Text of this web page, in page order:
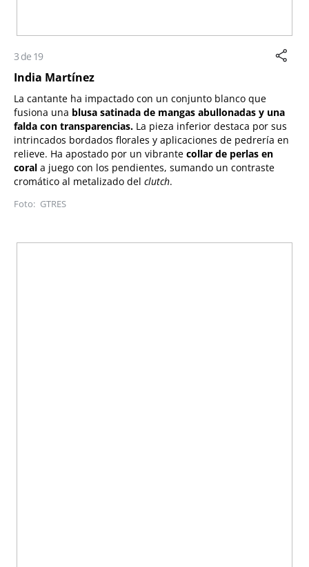
3 de 19
India Martínez
La cantante ha impactado con un conjunto blanco que
fusiona una blusa satinada de mangas abullonadas y una
falda con transparencias. La pieza inferior destaca por sus
intrincados bordados florales y aplicaciones de pedrería en
relieve. Ha apostado por un vibrante collar de perlas en
coral a juego con los pendientes, sumando un contraste
cromático al metalizado del clutch.
GTRES